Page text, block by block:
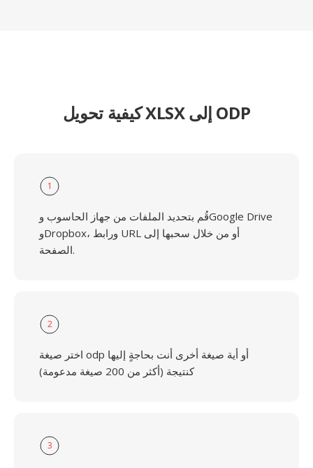
كيفية تحويل XLSX إلى ODP
1
قُم بتحديد الملفات من جهاز الحاسوب وGoogle Drive
وDropbox، ورابط URL أو من خلال سحبها إلى
الصفحة.
2
اختر صيغة odp أو أية صيغة أخرى أنت بحاجةٍ إليها
كنتيجة (أكثر من 200 صيغة مدعومة)
3